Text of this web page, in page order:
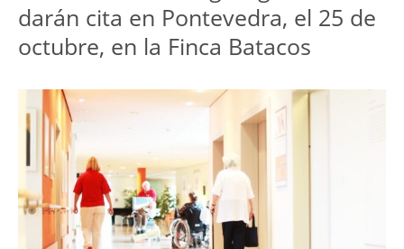
darán cita en Pontevedra, el 25 de
octubre, en la Finca Batacos